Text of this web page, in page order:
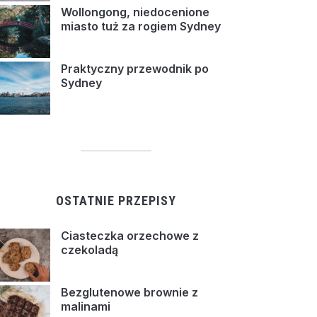
Wollongong, niedocenione
miasto tuż za rogiem Sydney
Praktyczny przewodnik po
Sydney
OSTATNIE PRZEPISY
Ciasteczka orzechowe z
czekoladą
Bezglutenowe brownie z
malinami